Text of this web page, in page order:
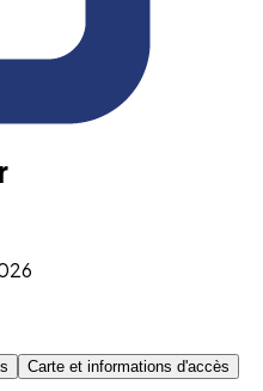
Carte et informations d'accès